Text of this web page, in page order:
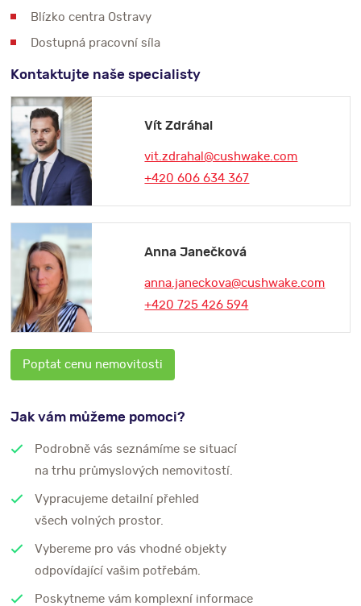
Blízko centra Ostravy
Dostupná pracovní síla
Kontaktujte naše specialisty
Vít Zdráhal
vit.zdrahal@cushwake.com
+420 606 634 367
Anna Janečková
anna.janeckova@cushwake.com
+420 725 426 594
Poptat cenu nemovitosti
Jak vám můžeme pomoci?
Podrobně vás seznámíme se situací
na trhu průmyslových nemovitostí.
Vypracujeme detailní přehled
všech volných prostor.
Vybereme pro vás vhodné objekty
odpovídající vašim potřebám.
Poskytneme vám komplexní informace